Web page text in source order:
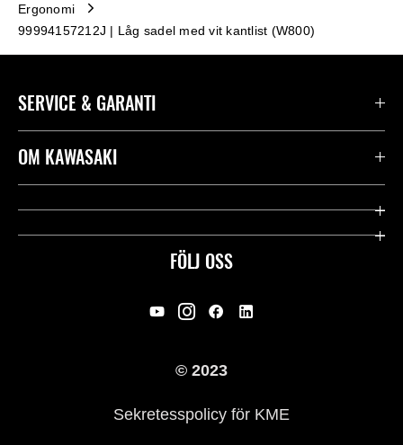
Ergonomi
99994157212J | Låg sadel med vit kantlist (W800)
FÖLJ OSS
SERVICE & GARANTI
Kontakta oss
Användbara länkar
Rättsligt & Sekretess
OM KAWASAKI
Företag
© 2023
Sekretesspolicy för KME